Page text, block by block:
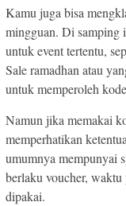
Kamu juga bisa
mingguan. Di samping
untuk event tertentu,
Sale ramadhan atau
untuk memperoleh
Namun jika memakai
memperhatikan
umumnya mempunyai
berlaku voucher, waktu
dipakai.